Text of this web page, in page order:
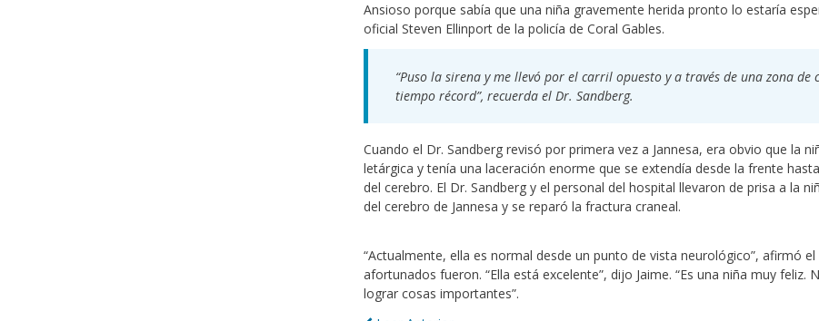
Ansioso porque sabía que una niña gravemente herida pronto lo estaría
oficial Steven Ellinport de la policía de Coral Gables.
“Puso la sirena y me llevó por el carril opuesto y a través de una zona
tiempo récord”, recuerda el Dr. Sandberg.
Cuando el Dr. Sandberg revisó por primera vez a Jannesa, era obvio que la
letárgica y tenía una laceración enorme que se extendía desde la frente
del cerebro. El Dr. Sandberg y el personal del hospital llevaron de prisa a la
del cerebro de Jannesa y se reparó la fractura craneal.
“Actualmente, ella es normal desde un punto de vista neurológico”, afirmó
afortunados fueron. “Ella está excelente”, dijo Jaime. “Es una niña muy feliz.
lograr cosas importantes”.